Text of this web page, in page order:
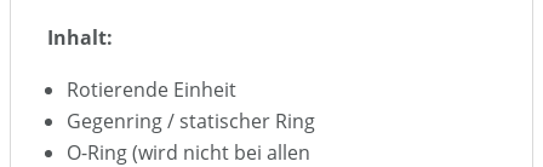
Inhalt:
Rotierende Einheit
Gegenring / statischer Ring
O-Ring (wird nicht bei allen